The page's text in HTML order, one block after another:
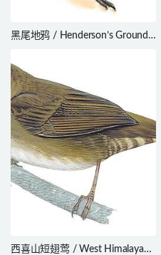
黑尾地鸦 / Henderson’s Ground
西喜山短翅莺 / West Himalayan